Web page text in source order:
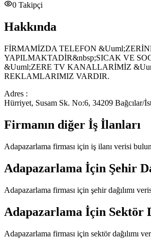
0 Takipçi
Hakkında
FİRMAMİZDA TELEFON
YAPILMAKTADİR&nbsp;SICAK VE
&Uuml;ZERE TV KANALLARİMİZ
REKLAMLARIMIZ VARDIR.
Adres :
Hürriyet, Susam Sk. No:6, 34209 Bağcılar/
Firmanın diğer İş İlanları
Adapazarlama firması için iş ilanı verisi
Adapazarlama İçin Şehir
Adapazarlama firması için şehir dağılımı
Adapazarlama İçin Sektör
Adapazarlama firması için sektör dağılımı